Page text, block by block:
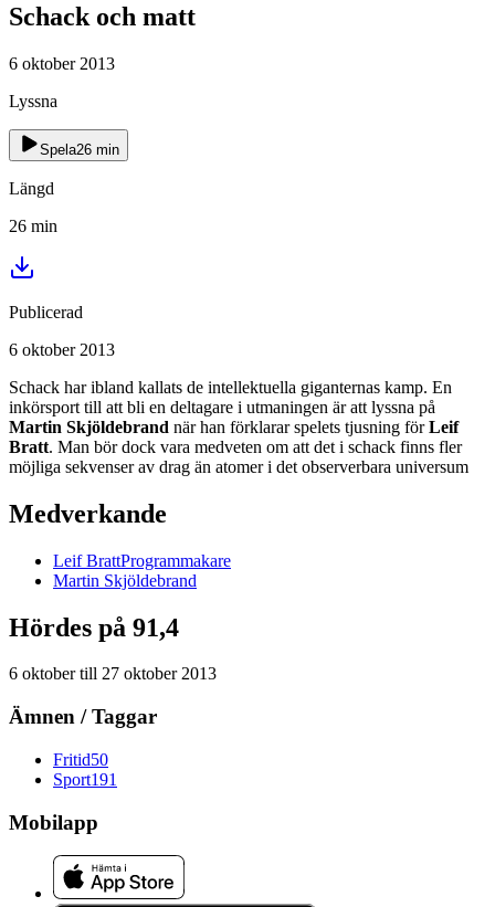
Schack och matt
6 oktober 2013
Lyssna
Spela26 min
Längd
26 min
Publicerad
6 oktober 2013
Schack har ibland kallats de intellektuella giganternas kamp. En
inkörsport till att bli en deltagare i utmaningen är att lyssna på
Martin Skjöldebrand när han förklarar spelets tjusning förLeif
Bratt. Man bör dock vara medveten om att det i schack finns fler
möjliga sekvenser av drag än atomer i det observerbara universum
Medverkande
Leif BrattProgrammakare
Martin Skjöldebrand
Hördes på 91,4
6 oktobertill 27 oktober 2013
Ämnen / Taggar
Fritid50
Sport191
Mobilapp